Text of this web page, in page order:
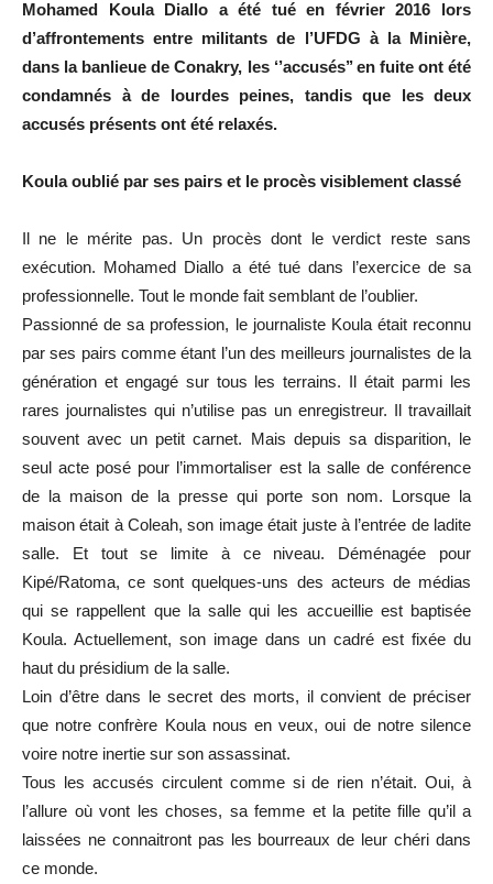
Mohamed Koula Diallo a été tué en février 2016 lors
d’affrontements entre militants de l’UFDG à la Minière,
dans la banlieue de Conakry, les ‘’accusés’’ en fuite ont été
condamnés à de lourdes peines, tandis que les deux
accusés présents ont été relaxés.
Koula oublié par ses pairs et le procès visiblement classé
Il ne le mérite pas. Un procès dont le verdict reste sans
exécution. Mohamed Diallo a été tué dans l’exercice de sa
professionnelle. Tout le monde fait semblant de l’oublier.
Passionné de sa profession, le journaliste Koula était reconnu
par ses pairs comme étant l’un des meilleurs journalistes de la
génération et engagé sur tous les terrains. Il était parmi les
rares journalistes qui n’utilise pas un enregistreur. Il travaillait
souvent avec un petit carnet. Mais depuis sa disparition, le
seul acte posé pour l’immortaliser est la salle de conférence
de la maison de la presse qui porte son nom. Lorsque la
maison était à Coleah, son image était juste à l’entrée de ladite
salle. Et tout se limite à ce niveau. Déménagée pour
Kipé/Ratoma, ce sont quelques-uns des acteurs de médias
qui se rappellent que la salle qui les accueillie est baptisée
Koula. Actuellement, son image dans un cadré est fixée du
haut du présidium de la salle.
Loin d’être dans le secret des morts, il convient de préciser
que notre confrère Koula nous en veux, oui de notre silence
voire notre inertie sur son assassinat.
Tous les accusés circulent comme si de rien n’était. Oui, à
l’allure où vont les choses, sa femme et la petite fille qu’il a
laissées ne connaitront pas les bourreaux de leur chéri dans
ce monde.